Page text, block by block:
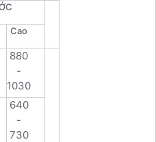
Cao
880
-
1030
640
-
730